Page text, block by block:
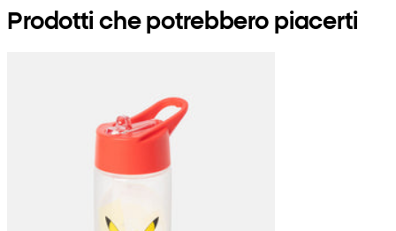
Prodotti che potrebbero piacerti